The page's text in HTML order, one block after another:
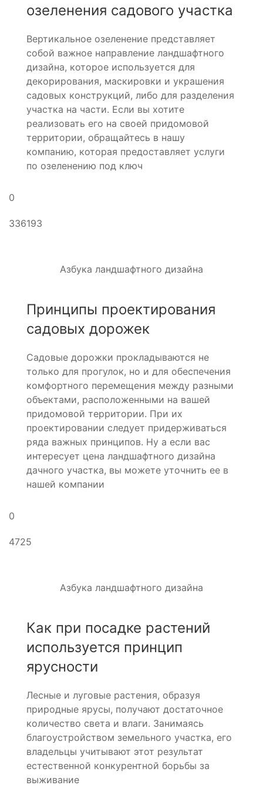
озеленения садового участка
Вертикальное озеленение представляет
собой важное направление ландшафтного
дизайна, которое используется для
декорирования, маскировки и украшения
садовых конструкций, либо для разделения
участка на части. Если вы хотите
реализовать его на своей придомовой
территории, обращайтесь в нашу
компанию, которая предоставляет услуги
по озеленению под ключ
0
336193
Азбука ландшафтного дизайна
Принципы проектирования
садовых дорожек
Садовые дорожки прокладываются не
только для прогулок, но и для обеспечения
комфортного перемещения между разными
объектами, расположенными на вашей
придомовой территории. При их
проектировании следует придерживаться
ряда важных принципов. Ну а если вас
интересует цена ландшафтного дизайна
дачного участка, вы можете уточнить ее в
нашей компании
0
4725
Азбука ландшафтного дизайна
Как при посадке растений
используется принцип
ярусности
Лесные и луговые растения, образуя
природные ярусы, получают достаточное
количество света и влаги. Занимаясь
благоустройством земельного участка, его
владельцы учитывают этот результат
естественной конкурентной борьбы за
выживание